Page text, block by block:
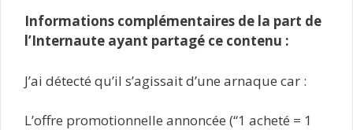
Informations complémentaires de la part de
l’Internaute ayant partagé ce contenu :
J’ai détecté qu’il s’agissait d’une arnaque car :
L’offre promotionnelle annoncée (“1 acheté = 1